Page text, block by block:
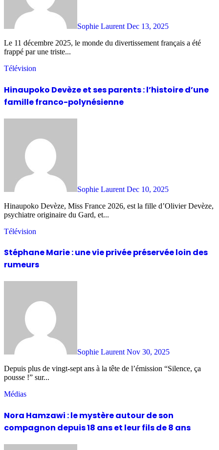
Sophie LaurentDec 13, 2025
Le 11 décembre 2025, le monde du divertissement français a été
frappé par une triste...
Télévision
Hinaupoko Devèze et ses parents : l’histoire d’une
famille franco-polynésienne
Sophie Laurent Dec 10, 2025
Hinaupoko Devèze, Miss France 2026, est la fille d’Olivier Devèze,
psychiatre originaire du Gard, et...
Télévision
Stéphane Marie : une vie privée préservée loin des
rumeurs
Sophie LaurentNov 30, 2025
Depuis plus de vingt-sept ans à la tête de l’émission “Silence, ça
pousse !” sur...
Médias
Nora Hamzawi : le mystère autour de son
compagnon depuis 18 ans et leur fils de 8 ans